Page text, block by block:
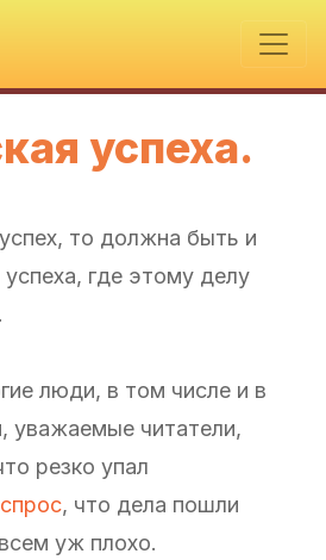
успеха.
то должна быть и
где этому делу
люди, в том числе и в
уважаемые читатели,
резко упал
спрос, что дела пошли
уж плохо.